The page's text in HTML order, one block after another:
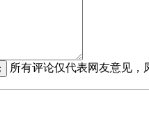
所有评论仅代表网友意见，